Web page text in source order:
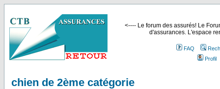
<---- Le forum des assurés! Le
d'assurances. L'espace
FAQ
Profil
chien de 2ème catégorie